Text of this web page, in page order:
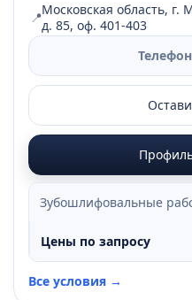
📍Московская область, г.
д. 85, оф. 401-403
Зубошлифовальные
Цены по запросу
Все условия →